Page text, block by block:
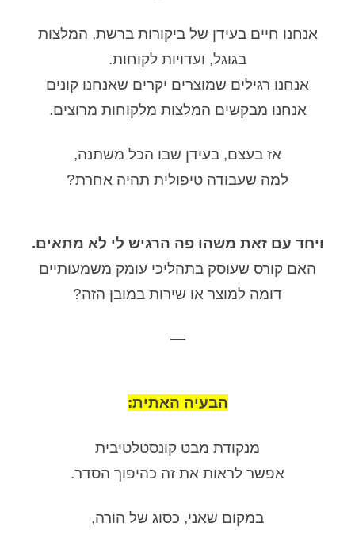
אנחנו חיים בעידן של ביקורות ברשת, המלצות
בגוגל, ועדויות לקוחות.
אנחנו רגילים שמוצרים יקרים שאנחנו קונים
אנחנו מבקשים המלצות מלקוחות מרוצים.
אז בעצם, בעידן שבו הכל משתנה,
למה שעבודה טיפולית תהיה אחרת?
ויחד עם זאת משהו פה הרגיש לי לא מתאים.
האם קורס שעוסק בתהליכי עומק משמעותיים
דומה למוצר או שירות במובן הזה?
—
הבעיה האתית:
מנקודת מבט קונסטלטיבית
אפשר לראות את זה כהיפוך הסדר.
במקום שאני, כסוג של הורה,